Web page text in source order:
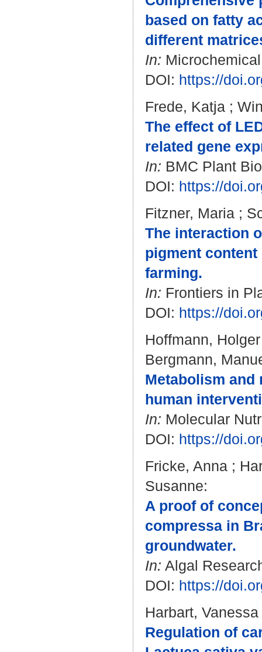
based on fatty
different
In:
DOI: https://
Frede, Katja ;
The effect of
related gene
In: BMC Plant
DOI: https://
Fitzner, Maria ;
The interaction
pigment
farming.
In: Frontiers in
DOI: https://
Hoffmann, Holger
Bergmann,
Metabolism
human
In: Molecular
DOI: https://
Fricke, Anna ;
Susanne:
A proof of
compressa in
groundwater.
In: Algal
DOI: https://
Harbart, Vanessa
Regulation of